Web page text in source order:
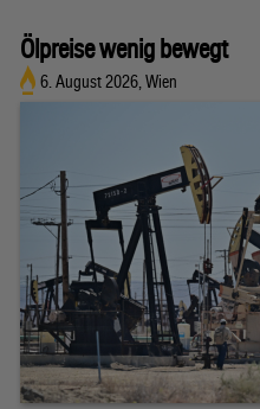
Ölpreise wenig bewegt
6. August 2026, Wien